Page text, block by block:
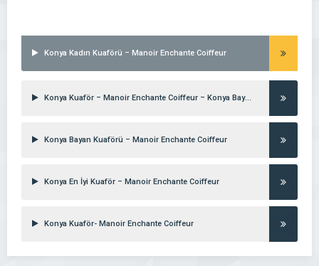
Konya Kadın Kuaförü – Manoir Enchante Coiffeur
Konya Kuaför – Manoir Enchante Coiffeur – Konya Bayan Kuaförü & Güzellik Salonu – Kadın Kuaförü -Meram Kuaför – Bayan Kuaförü – Konya Kuaför
Konya Bayan Kuaförü – Manoir Enchante Coiffeur
Konya En İyi Kuaför – Manoir Enchante Coiffeur
Konya Kuaför- Manoir Enchante Coiffeur